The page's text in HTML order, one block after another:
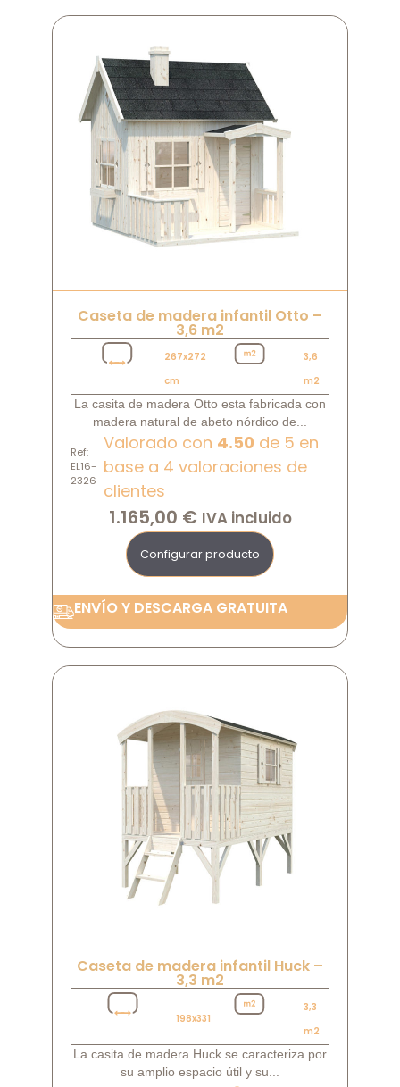
Caseta de madera infantil Otto –
3,6 m2
267x272
cm
3,6
m2
La casita de madera Otto esta fabricada con
madera natural de abeto nórdico de...
Ref:
EL16-
2326
Valorado con 4.50 de 5 en
base a 4 valoraciones de
clientes
1.165,00 € IVA incluido
Configurar producto
ENVÍO Y DESCARGA GRATUITA
Caseta de madera infantil Huck –
3,3 m2
198x331
3,3
m2
La casita de madera Huck se caracteriza por
su amplio espacio útil y su...